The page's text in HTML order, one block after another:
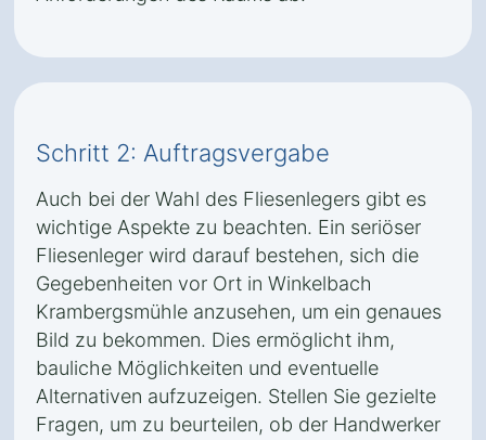
Schritt 2: Auftragsvergabe
Auch bei der Wahl des Fliesenlegers gibt es
wichtige Aspekte zu beachten. Ein seriöser
Fliesenleger wird darauf bestehen, sich die
Gegebenheiten vor Ort in Winkelbach
Krambergsmühle anzusehen, um ein genaues
Bild zu bekommen. Dies ermöglicht ihm,
bauliche Möglichkeiten und eventuelle
Alternativen aufzuzeigen. Stellen Sie gezielte
Fragen, um zu beurteilen, ob der Handwerker